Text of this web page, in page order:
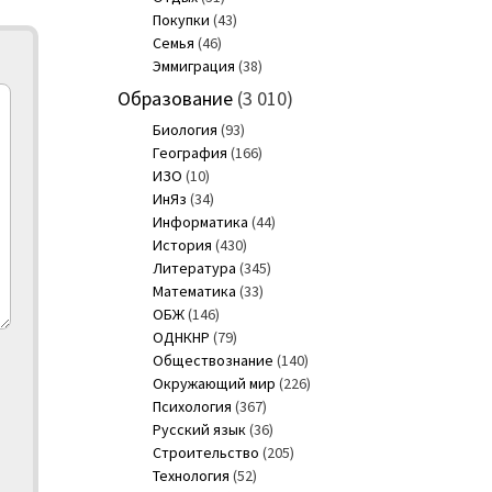
Покупки (43)
Семья (46)
Эммиграция (38)
Образование(3 010)
Биология (93)
География (166)
ИЗО (10)
ИнЯз (34)
Информатика (44)
История (430)
Литература (345)
Математика (33)
ОБЖ(146)
ОДНКНР (79)
Обществознание (140)
Окружающий мир (226)
Психология (367)
Русский язык(36)
Строительство (205)
Технология (52)